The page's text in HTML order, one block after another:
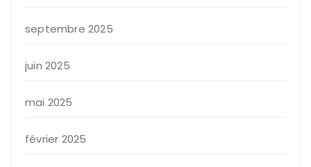
septembre 2025
juin 2025
mai 2025
février 2025